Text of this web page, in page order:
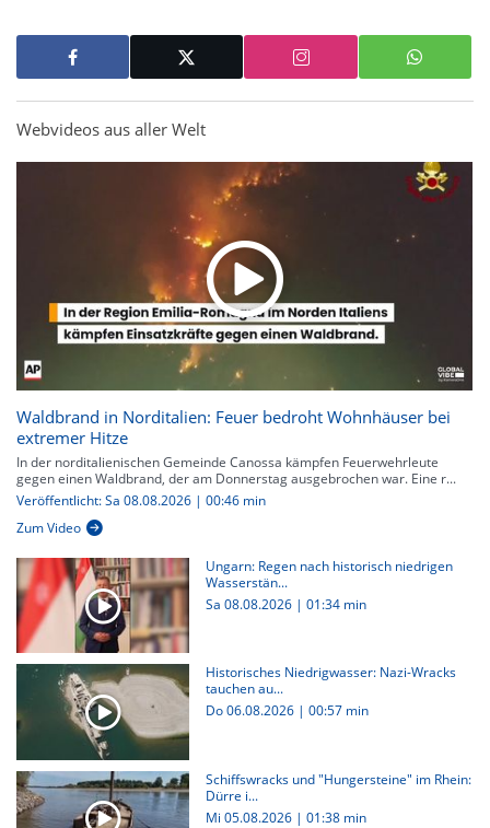
Webvideos aus aller Welt
Waldbrand in Norditalien: Feuer bedroht Wohnhäuser bei
extremer Hitze
In der norditalienischen Gemeinde Canossa kämpfen Feuerwehrleute
gegen einen Waldbrand, der am Donnerstag ausgebrochen war. Eine r...
Veröffentlicht: Sa 08.08.2026 | 00:46 min
Zum Video
Ungarn: Regen nach historisch niedrigen
Wasserstän...
Sa 08.08.2026 | 01:34 min
Historisches Niedrigwasser: Nazi-Wracks
tauchen au...
Do 06.08.2026 | 00:57 min
Schiffswracks und "Hungersteine" im Rhein:
Dürre i...
Mi 05.08.2026 | 01:38 min